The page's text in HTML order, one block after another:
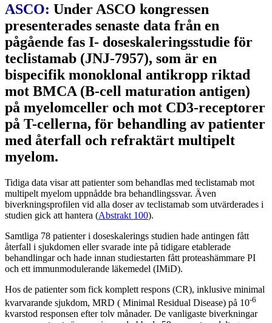
ASCO: Under ASCO kongressen
presenterades senaste data från en
pågående fas I- doseskaleringsstudie för
teclistamab (JNJ-7957), som är en
bispecifik monoklonal antikropp riktad
mot BMCA (B-cell maturation antigen)
på myelomceller och mot CD3-receptorer
på T-cellerna, för behandling av patienter
med återfall och refraktärt multipelt
myelom.
Tidiga data visar att patienter som behandlas med teclistamab mot
multipelt myelom uppnådde bra behandlingssvar. Även
biverkningsprofilen vid alla doser av teclistamab som utvärderades i
studien gick att hantera (Abstrakt 100).
Samtliga 78 patienter i doseskalerings studien hade antingen fått
återfall i sjukdomen eller svarade inte på tidigare etablerade
behandlingar och hade innan studiestarten fått proteashämmare PI
och ett immunmodulerande läkemedel (IMiD).
Hos de patienter som fick komplett respons (CR), inklusive minimal
kvarvarande sjukdom, MRD ( Minimal Residual Disease) på 10-6
kvarstod responsen efter tolv månader. De vanligaste biverkningar